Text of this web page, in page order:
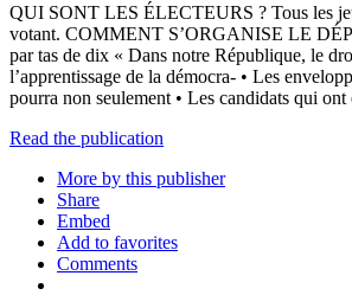
QUI SONT LES ÉLECTEURS ? Tous les
votant. COMMENT S’ORGANISE LE
par tas de dix « Dans notre République, le
l’apprentissage de la démocra- • Les
pourra non seulement • Les candidats qui
Read the publication
More by this publisher
Share
Embed
Add to favorites
Comments